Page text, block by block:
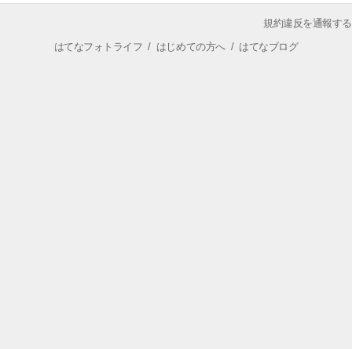
規約違反を通報する
はてなフォトライフ / はじめての方へ/ はてなブログ